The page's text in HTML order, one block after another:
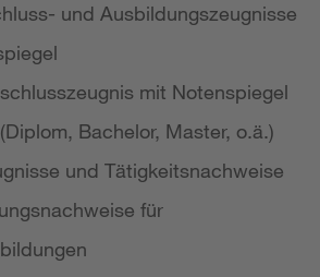
und Ausbildungszeugnisse
mit Notenspiegel
Bachelor, Master, o.ä.)
und Tätigkeitsnachweise
für